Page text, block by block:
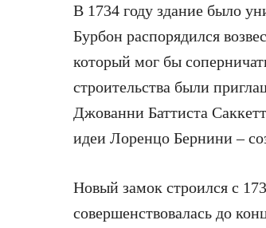
В 1734 году здание было
Бурбон распорядился
который мог бы
строительства были
Джованни Баттиста
идеи Лоренцо Бернини –
Новый замок строился с
совершенствовалась до